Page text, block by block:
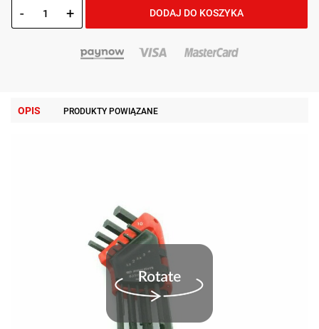
- + DODAJ DO KOSZYKA
OPIS PRODUKTY POWIĄZANE